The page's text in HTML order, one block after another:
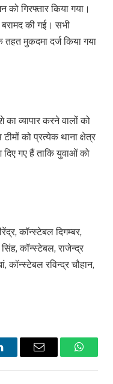
गिरफ्तार किया गया।
की गई। सभी
मुकदमा दर्ज किया गया
व्यापार करने वालों को
को प्रत्येक थाना क्षेत्र
गए हैं ताकि युवाओं को
कॉन्स्टेबल दिगम्बर,
कॉन्स्टेबल, राजेन्द्र
कॉन्स्टेबल रविन्द्र चौहान,
Email